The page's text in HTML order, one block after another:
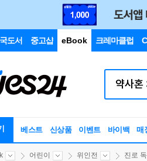
도서 중고샵 eBook 크레마클럽
베스트 신상품 이벤트 바이백 매
어린이 위인전 진로